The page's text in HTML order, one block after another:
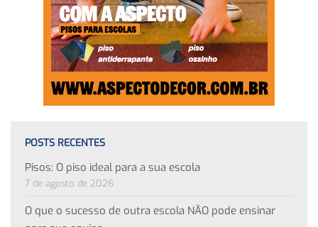
POSTS RECENTES
Pisos: O piso ideal para a sua escola
7 de agosto de 2026
O que o sucesso de outra escola NÃO pode ensinar